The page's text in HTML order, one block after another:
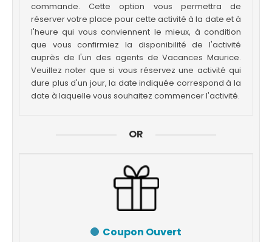
commande. Cette option vous permettra de
réserver votre place pour cette activité à la date et à
l'heure qui vous conviennent le mieux, à condition
que vous confirmiez la disponibilité de l'activité
auprès de l'un des agents de Vacances Maurice.
Veuillez noter que si vous réservez une activité qui
dure plus d'un jour, la date indiquée correspond à la
date à laquelle vous souhaitez commencer l'activité.
OR
Coupon Ouvert